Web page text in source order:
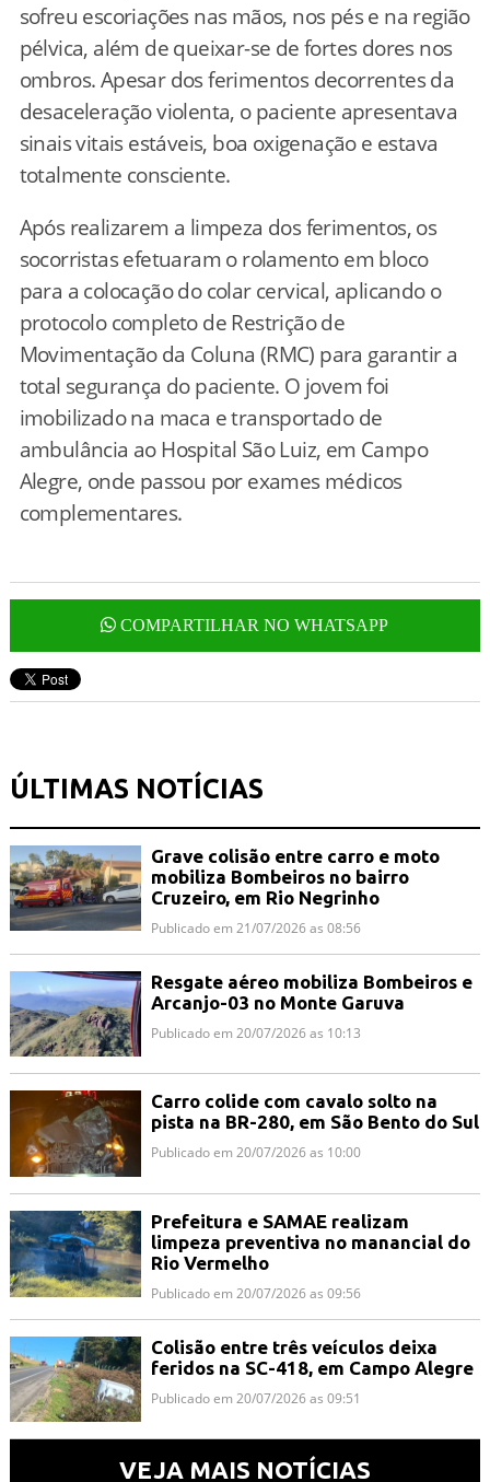
sofreu escoriações nas mãos, nos pés e na região
pélvica, além de queixar-se de fortes dores nos
ombros. Apesar dos ferimentos decorrentes da
desaceleração violenta, o paciente apresentava
sinais vitais estáveis, boa oxigenação e estava
totalmente consciente.
Após realizarem a limpeza dos ferimentos, os
socorristas efetuaram o rolamento em bloco
para a colocação do colar cervical, aplicando o
protocolo completo de Restrição de
Movimentação da Coluna (RMC) para garantir a
total segurança do paciente. O jovem foi
imobilizado na maca e transportado de
ambulância ao Hospital São Luiz, em Campo
Alegre, onde passou por exames médicos
complementares.
COMPARTILHAR NO WHATSAPP
ÚLTIMAS NOTÍCIAS
Grave colisão entre carro e moto
mobiliza Bombeiros no bairro
Cruzeiro, em Rio Negrinho
Publicado em 21/07/2026 as 08:56
Resgate aéreo mobiliza Bombeiros e
Arcanjo-03 no Monte Garuva
Publicado em 20/07/2026 as 10:13
Carro colide com cavalo solto na
pista na BR-280, em São Bento do Sul
Publicado em 20/07/2026 as 10:00
Prefeitura e SAMAE realizam
limpeza preventiva no manancial do
Rio Vermelho
Publicado em 20/07/2026 as 09:56
Colisão entre três veículos deixa
feridos na SC-418, em Campo Alegre
Publicado em 20/07/2026 as 09:51
VEJA MAIS NOTÍCIAS